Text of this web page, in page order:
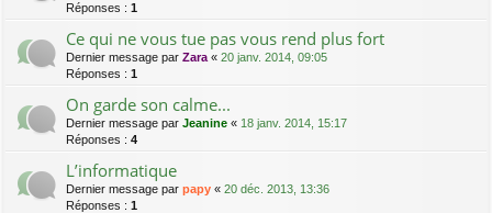
Réponses : 1
Ce qui ne vous tue pas vous rend plus fort
Dernier message par Zara « 20 janv. 2014, 09:05
Réponses : 1
On garde son calme...
Dernier message par Jeanine « 18 janv. 2014, 15:17
Réponses : 4
L’informatique
Dernier message par papy « 20 déc. 2013, 13:36
Réponses : 1